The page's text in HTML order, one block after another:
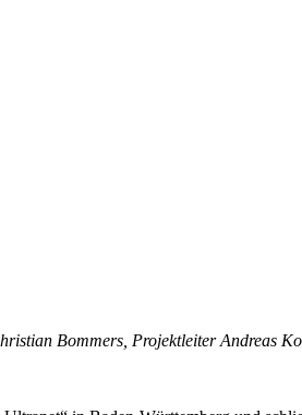
Bommers, Projektleiter Andreas